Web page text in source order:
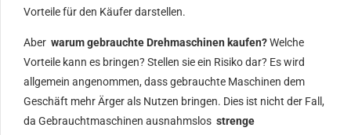
Vorteile für den Käufer darstellen.
Aber warum gebrauchte Drehmaschinen kaufen?Welche
Vorteile kann es bringen? Stellen sie ein Risiko dar? Es wird
allgemein angenommen, dass gebrauchte Maschinen dem
Geschäft mehr Ärger als Nutzen bringen. Dies ist nicht der Fall,
da Gebrauchtmaschinen ausnahmslos strenge